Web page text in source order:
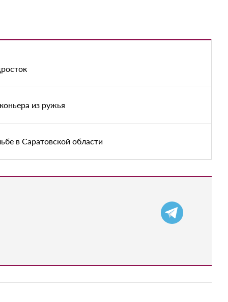
из ружья
в Саратовской области